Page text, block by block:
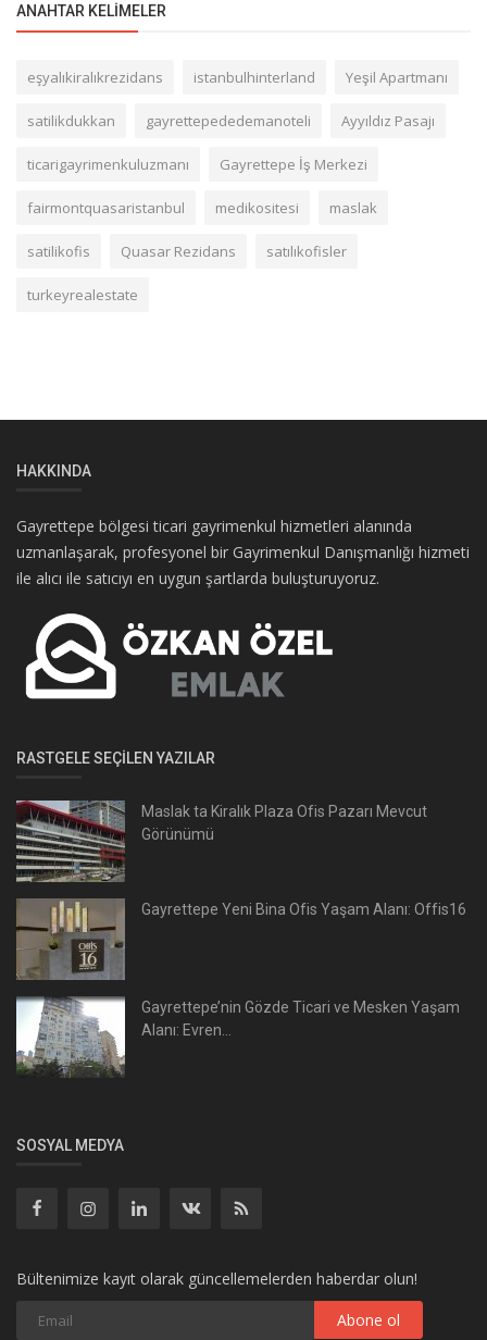
ANAHTAR KELIMELER
eşyalıkiralıkrezidans istanbulhinterland Yeşil Apartmanı
satilikdukkan gayrettepededemanoteli Ayyıldız Pasajı
ticarigayrimenkuluzmanı Gayrettepe İş Merkezi
fairmontquasaristanbul medikositesi maslak
satilikofis Quasar Rezidans satılıkofisler
turkeyrealestate
HAKKINDA
Gayrettepe bölgesi ticari gayrimenkul hizmetleri alanında
uzmanlaşarak, profesyonel bir Gayrimenkul Danışmanlığı hizmeti
ile alıcı ile satıcıyı en uygun şartlarda buluşturuyoruz.
RASTGELE SEÇILEN YAZILAR
Maslak ta Kiralık Plaza Ofis Pazarı Mevcut
Görünümü
Gayrettepe Yeni Bina Ofis Yaşam Alanı: Offis16
Gayrettepe’nin Gözde Ticari ve Mesken Yaşam
Alanı: Evren...
SOSYAL MEDYA
Bültenimize kayıt olarak güncellemelerden haberdar olun!
Abone ol